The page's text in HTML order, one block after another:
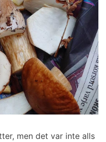
men det var inte alls